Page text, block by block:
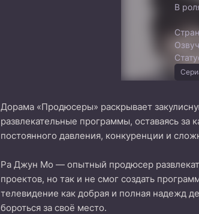
В
Дорама «Продюсеры» раскрывает
развлекательные программы, оставаясь
постоянного давления, конкуренции и
Ра Джун Мо — опытный продюсер
проектов, но так и не смог создать
телевидение как добрая и полная надежд
бороться за своё место.